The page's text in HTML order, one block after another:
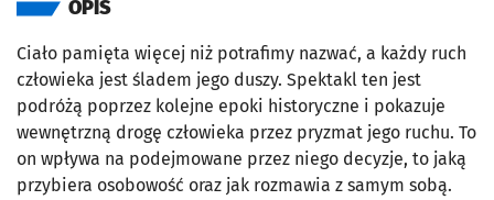
OPIS
Ciało pamięta więcej niż potrafimy nazwać, a każdy ruch
człowieka jest śladem jego duszy. Spektakl ten jest
podróżą poprzez kolejne epoki historyczne i pokazuje
wewnętrzną drogę człowieka przez pryzmat jego ruchu. To
on wpływa na podejmowane przez niego decyzje, to jaką
przybiera osobowość oraz jak rozmawia z samym sobą.